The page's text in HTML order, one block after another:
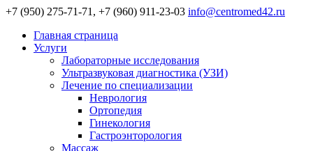
+7 (950) 275-71-71, +7 (960) 911-23-03 info@centromed42.ru
Главная страница
Услуги
Лабораторные исследования
Ультразвуковая диагностика (УЗИ)
Лечение по специализации
Неврология
Ортопедия
Гинекология
Гастроэнторология
Массаж